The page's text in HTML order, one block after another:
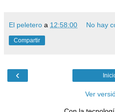
El peletero a 12:58:00 No hay
Compartir
‹
Ver